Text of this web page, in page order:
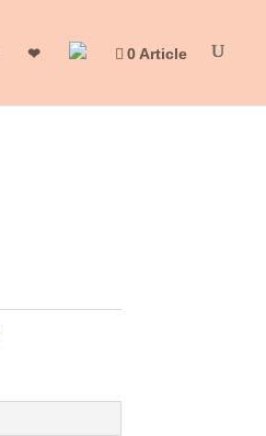
❤ 0 Article